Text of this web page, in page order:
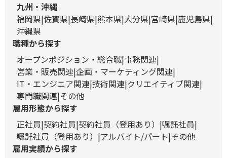
九州・沖縄
福岡県 佐賀県 長崎県 熊本県 大分県 宮崎県 鹿児島県
沖縄県
職種から探す
オープンポジション・総合職 事務関連
営業・販売関連 企画・マーケティング関連
IT・エンジニア関連 技術関連 クリエイティブ関連
専門職関連 その他
雇用形態から探す
正社員 契約社員 契約社員（登用あり）
嘱託社員
嘱託社員（登用あり）
アルバイト/パート その他
雇用実績から探す